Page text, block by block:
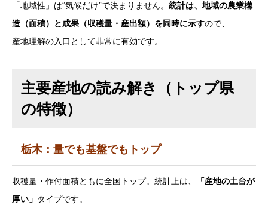
「地域性」は“気候だけ”で決まりません。 統計は、地域の農業構
造（面積）と成果（収穫量・産出額）を同時に示すので、
産地理解の入口として非常に有効です。
主要産地の読み解き（トップ県
の特徴）
栃木：量でも基盤でもトップ
収穫量・作付面積ともに全国トップ。統計上は、
「産地の土台が
厚い」 タイプです。